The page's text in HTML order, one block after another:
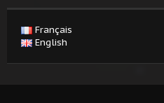
Français
English